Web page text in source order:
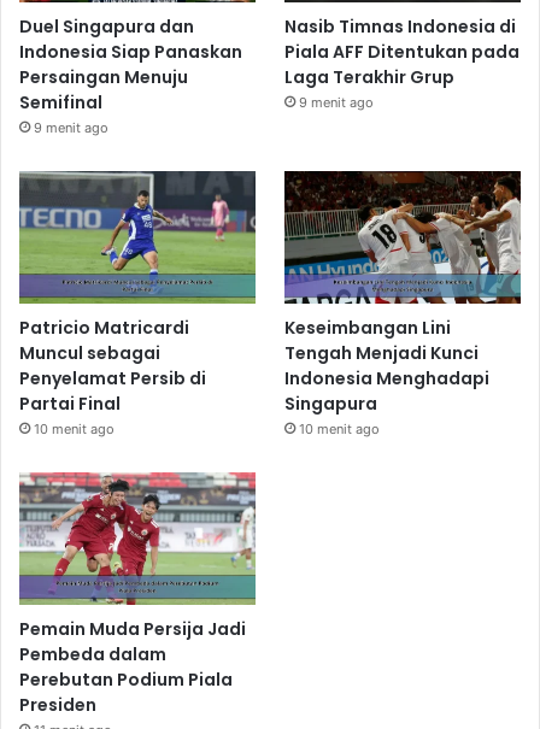
Duel Singapura dan
Indonesia Siap Panaskan
Persaingan Menuju
Semifinal
9 menit ago
Nasib Timnas Indonesia di
Piala AFF Ditentukan pada
Laga Terakhir Grup
9 menit ago
Patricio Matricardi
Muncul sebagai
Penyelamat Persib di
Partai Final
10 menit ago
Keseimbangan Lini
Tengah Menjadi Kunci
Indonesia Menghadapi
Singapura
10 menit ago
Pemain Muda Persija Jadi
Pembeda dalam
Perebutan Podium Piala
Presiden